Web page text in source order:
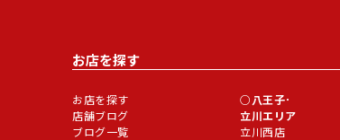
お店を探す
お店を探す
店舗ブログ
ブログ一覧
八王子･
立川エリア
立川西店